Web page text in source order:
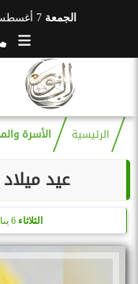
الجمعة 7 أغسطس 2026
الرئيسية الأسرة
عيد
الثلاثاء 6 يناير 2026